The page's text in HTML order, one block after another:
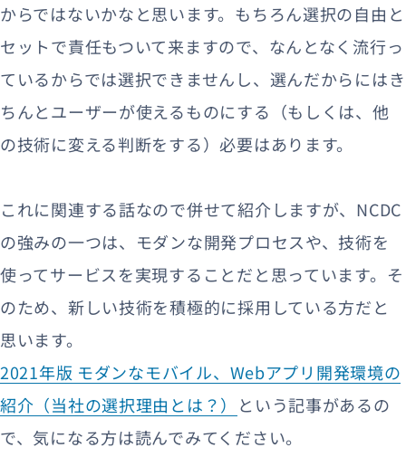
からではないかなと思います。もちろん選択の自由と
セットで責任もついて来ますので、なんとなく流行っ
ているからでは選択できませんし、選んだからにはき
ちんとユーザーが使えるものにする（もしくは、他
の技術に変える判断をする）必要はあります。
これに関連する話なので併せて紹介しますが、NCDC
の強みの一つは、モダンな開発プロセスや、技術を
使ってサービスを実現することだと思っています。そ
のため、新しい技術を積極的に採用している方だと
思います。
2021年版 モダンなモバイル、Webアプリ開発環境の
紹介（当社の選択理由とは？）
という記事があるの
で、気になる方は読んでみてください。